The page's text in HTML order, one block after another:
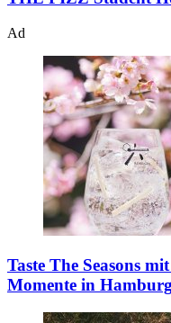
Ad
Taste The Seasons
Momente in